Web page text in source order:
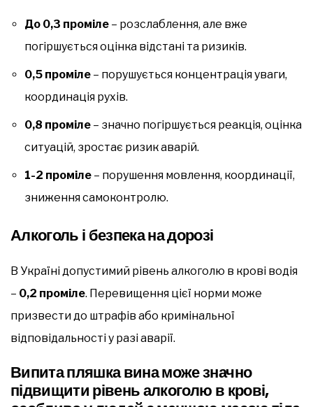
До 0,3 проміле – розслаблення, але вже
погіршується оцінка відстані та ризиків.
0,5 проміле – порушується концентрація уваги,
координація рухів.
0,8 проміле – значно погіршується реакція, оцінка
ситуацій, зростає ризик аварій.
1-2 проміле – порушення мовлення, координації,
зниження самоконтролю.
Алкоголь і безпека на дорозі
В Україні допустимий рівень алкоголю в крові водія
– 0,2 проміле. Перевищення цієї норми може
призвести до штрафів або кримінальної
відповідальності у разі аварії.
Випита пляшка вина може значно
підвищити рівень алкоголю в крові,